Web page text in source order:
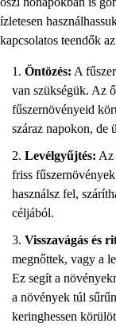
ízletesen
kapcsolatos teendők
Öntözés: A
van szükségük. Az
fűszernövényeid
száraz napokon, de
Levélgyűjtés: Az
friss
használsz fel,
céljából.
Visszavágás és
megnőttek, vagy a
Ez segít a
a növények túl
keringhessen